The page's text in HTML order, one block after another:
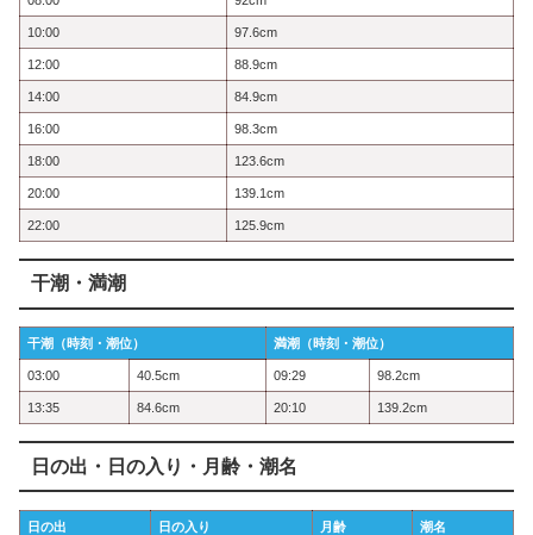
10:00 97.6cm
12:00 88.9cm
14:00 84.9cm
16:00 98.3cm
18:00 123.6cm
20:00 139.1cm
22:00 125.9cm
干潮・満潮
干潮（時刻・潮位） 満潮（時刻・潮位）
03:00 40.5cm 09:29 98.2cm
13:35 84.6cm 20:10 139.2cm
日の出・日の入り・月齢・潮名
日の出 日の入り 月齢 潮名